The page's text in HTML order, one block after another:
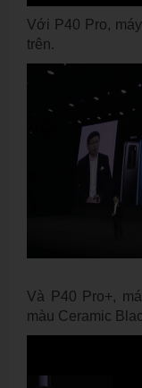
Với P40 Pro,
trên.
Và P40 Pro+,
màu Ceramic